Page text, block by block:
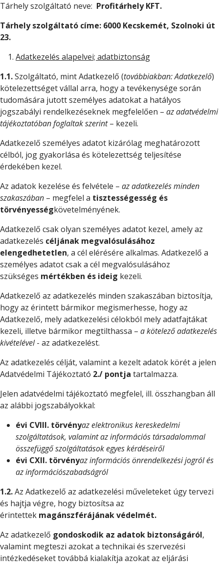
Tárhely szolgáltató neve: Profitárhely KFT.
Tárhely szolgáltató címe: 6000 Kecskemét, Szolnoki út
23.
Adatkezelés alapelvei; adatbiztonság
1.1.Szolgáltató, mint Adatkezelő (továbbiakban: Adatkezelő)
kötelezettséget vállal arra, hogy a tevékenysége során
tudomására jutott személyes adatokat a hatályos
jogszabályi rendelkezéseknek megfelelően – az adatvédelmi
tájékoztatóban foglaltak szerint– kezeli.
Adatkezelő személyes adatot kizárólag meghatározott
célból, jog gyakorlása és kötelezettség teljesítése
érdekében kezel.
Az adatok kezelése és felvétele – az adatkezelés minden
szakaszában – megfelel a tisztességesség és
törvényességkövetelményének.
Adatkezelő csak olyan személyes adatot kezel, amely az
adatkezelés céljának megvalósulásához
elengedhetetlen, a cél elérésére alkalmas. Adatkezelő a
személyes adatot csak a cél megvalósulásához
szükséges mértékben és ideig kezeli.
Adatkezelő az adatkezelés minden szakaszában biztosítja,
hogy az érintett bármikor megismerhesse, hogy az
Adatkezelő, mely adatkezelési célokból mely adatfajtákat
kezeli, illetve bármikor megtilthassa – a kötelező adatkezelés
kivételével- az adatkezelést.
Az adatkezelés célját, valamint a kezelt adatok körét a jelen
Adatvédelmi Tájékoztató 2./ pontja tartalmazza.
Jelen adatvédelmi tájékoztató megfelel, ill. összhangban áll
az alábbi jogszabályokkal:
évi CVIII. törvényaz elektronikus kereskedelmi
szolgáltatások, valamint az információs társadalommal
összefüggő szolgáltatások egyes kérdéseiről
évi CXII. törvényaz információs önrendelkezési jogról és
az információszabadságról
1.2.Az Adatkezelő az adatkezelési műveleteket úgy tervezi
és hajtja végre, hogy biztosítsa az
érintettek magánszférájának védelmét.
Az adatkezelő gondoskodik az adatok biztonságáról,
valamint megteszi azokat a technikai és szervezési
intézkedéseket továbbá kialakítja azokat az eljárási